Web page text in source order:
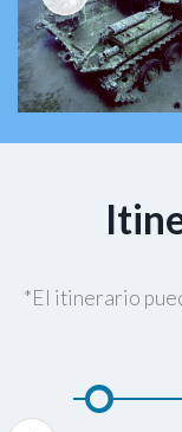
*El itinerario